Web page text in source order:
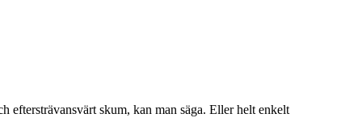
eftersträvansvärt skum, kan man säga. Eller helt enkelt